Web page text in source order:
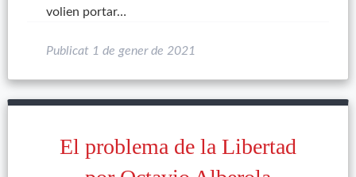
volien portar…
Publicat 1 de gener de 2021
El problema de la Libertad